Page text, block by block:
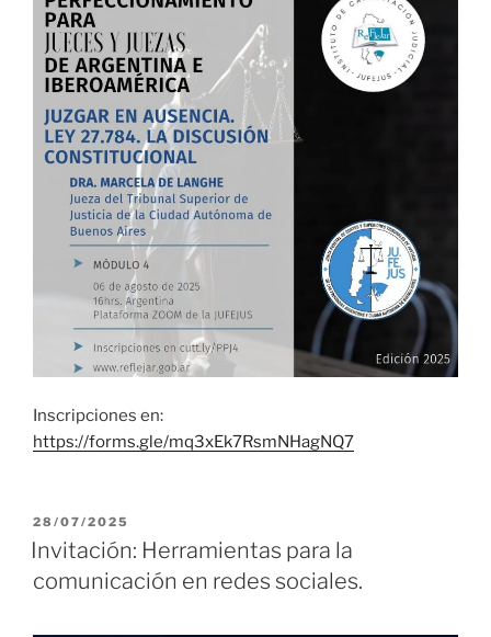
Inscripciones en:
https://forms.gle/mq3xEk7RsmNHagNQ7
PUBLICADO
EL
28/07/2025
Invitación: Herramientas para la
comunicación en redes sociales.